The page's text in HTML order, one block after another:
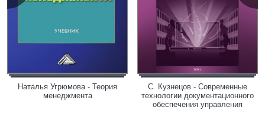
Наталья Угрюмова - Теория
менеджмента
С. Кузнецов - Современные
технологии документационного
обеспечения управления